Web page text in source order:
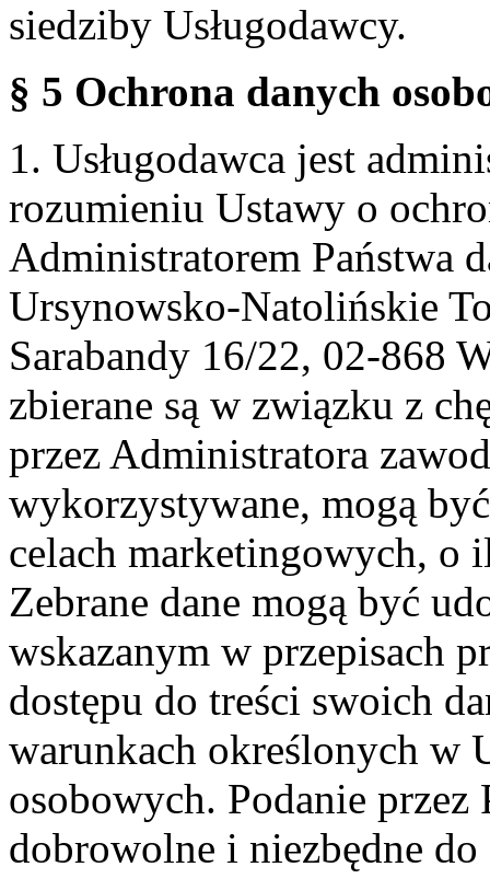
siedziby Usługodawcy.
§ 5 Ochrona danych
1. Usługodawca jest
rozumieniu Ustawy o
Administratorem Państwa
Ursynowsko-Natolińskie
Sarabandy 16/22, 02-868
zbierane są w związku z
przez Administratora
wykorzystywane, mogą
celach marketingowych, o
Zebrane dane mogą być
wskazanym w przepisach
dostępu do treści swoich
warunkach określonych w
osobowych. Podanie przez
dobrowolne i niezbędne